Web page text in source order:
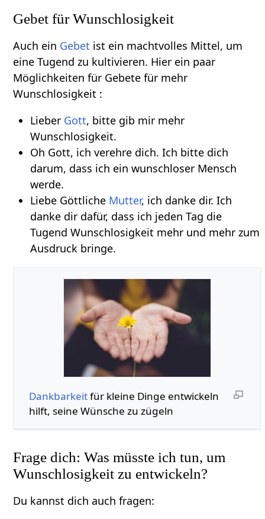
Gebet für Wunschlosigkeit
Auch ein Gebet ist ein machtvolles Mittel, um
eine Tugend zu kultivieren. Hier ein paar
Möglichkeiten für Gebete für mehr
Wunschlosigkeit :
Lieber Gott, bitte gib mir mehr
Wunschlosigkeit.
Oh Gott, ich verehre dich. Ich bitte dich
darum, dass ich ein wunschloser Mensch
werde.
Liebe Göttliche Mutter, ich danke dir. Ich
danke dir dafür, dass ich jeden Tag die
Tugend Wunschlosigkeit mehr und mehr zum
Ausdruck bringe.
Dankbarkeitfür kleine Dinge entwickeln
hilft, seine Wünsche zu zügeln
Frage dich: Was müsste ich tun, um
Wunschlosigkeit zu entwickeln?
Du kannst dich auch fragen: